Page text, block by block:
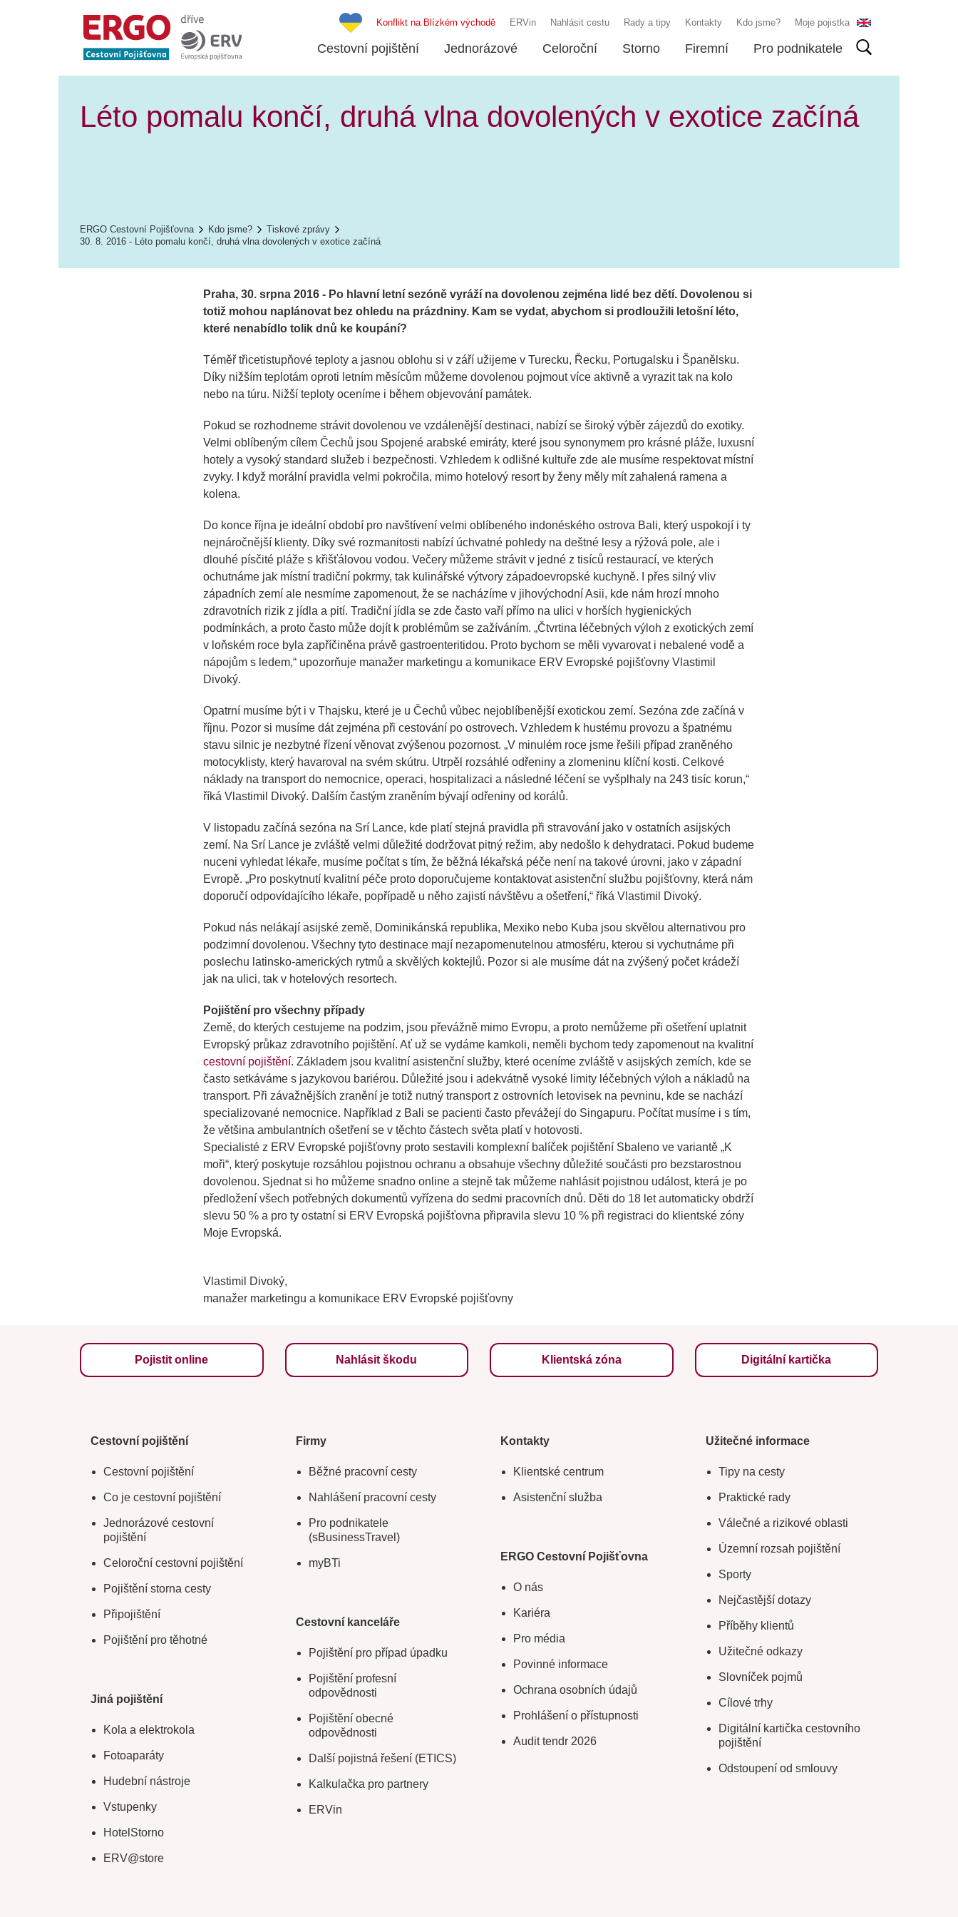
Konflikt na Blízkém východě ERVin Nahlásit cestu Rady a tipy Kontakty Kdo jsme? Moje pojistka
Cestovní pojištění Jednorázové Celoroční Storno Firemní Pro podnikatele
Léto pomalu končí, druhá vlna dovolených v exotice začíná
ERGO Cestovní Pojišťovna Kdo jsme?
Tiskové zprávy
30. 8. 2016 - Léto pomalu končí, druhá vlna dovolených v exotice začíná
Praha, 30. srpna 2016 - Po hlavní letní sezóně vyráží na dovolenou zejména lidé bez dětí. Dovolenou si
totiž mohou naplánovat bez ohledu na prázdniny. Kam se vydat, abychom si prodloužili letošní léto,
které nenabídlo tolik dnů ke koupání?
Téměř třicetistupňové teploty a jasnou oblohu si v září užijeme v Turecku, Řecku, Portugalsku i Španělsku.
Díky nižším teplotám oproti letním měsícům můžeme dovolenou pojmout více aktivně a vyrazit tak na kolo
nebo na túru. Nižší teploty oceníme i během objevování památek.
Pokud se rozhodneme strávit dovolenou ve vzdálenější destinaci, nabízí se široký výběr zájezdů do exotiky.
Velmi oblíbeným cílem Čechů jsou Spojené arabské emiráty, které jsou synonymem pro krásné pláže, luxusní
hotely a vysoký standard služeb i bezpečnosti. Vzhledem k odlišné kultuře zde ale musíme respektovat místní
zvyky. I když morální pravidla velmi pokročila, mimo hotelový resort by ženy měly mít zahalená ramena a
kolena.
Do konce října je ideální období pro navštívení velmi oblíbeného indonéského ostrova Bali, který uspokojí i ty
nejnáročnější klienty. Díky své rozmanitosti nabízí úchvatné pohledy na deštné lesy a rýžová pole, ale i
dlouhé písčité pláže s křišťálovou vodou. Večery můžeme strávit v jedné z tisíců restaurací, ve kterých
ochutnáme jak místní tradiční pokrmy, tak kulinářské výtvory západoevropské kuchyně. I přes silný vliv
západních zemí ale nesmíme zapomenout, že se nacházíme v jihovýchodní Asii, kde nám hrozí mnoho
zdravotních rizik z jídla a pití. Tradiční jídla se zde často vaří přímo na ulici v horších hygienických
podmínkách, a proto často může dojít k problémům se zažíváním. „Čtvrtina léčebných výloh z exotických zemí
v loňském roce byla zapříčiněna právě gastroenteritidou. Proto bychom se měli vyvarovat i nebalené vodě a
nápojům s ledem,“upozorňuje manažer marketingu a komunikace ERV Evropské pojišťovny Vlastimil
Divoký.
Opatrní musíme být i v Thajsku, které je u Čechů vůbec nejoblíbenější exotickou zemí. Sezóna zde začíná v
říjnu. Pozor si musíme dát zejména při cestování po ostrovech. Vzhledem k hustému provozu a špatnému
stavu silnic je nezbytné řízení věnovat zvýšenou pozornost. „V minulém roce jsme řešili případ zraněného
motocyklisty, který havaroval na svém skútru. Utrpěl rozsáhlé odřeniny a zlomeninu klíční kosti. Celkové
náklady na transport do nemocnice, operaci, hospitalizaci a následné léčení se vyšplhaly na 243 tisíc korun,“
říká Vlastimil Divoký. Dalším častým zraněním bývají odřeniny od korálů.
V listopadu začíná sezóna na Srí Lance, kde platí stejná pravidla při stravování jako v ostatních asijských
zemí. Na Srí Lance je zvláště velmi důležité dodržovat pitný režim, aby nedošlo k dehydrataci. Pokud budeme
nuceni vyhledat lékaře, musíme počítat s tím, že běžná lékařská péče není na takové úrovni, jako v západní
Evropě. „Pro poskytnutí kvalitní péče proto doporučujeme kontaktovat asistenční službu pojišťovny, která nám
doporučí odpovídajícího lékaře, popřípadě u něho zajistí návštěvu a ošetření,“říká Vlastimil Divoký.
Pokud nás nelákají asijské země, Dominikánská republika, Mexiko nebo Kuba jsou skvělou alternativou pro
podzimní dovolenou. Všechny tyto destinace mají nezapomenutelnou atmosféru, kterou si vychutnáme při
poslechu latinsko-amerických rytmů a skvělých koktejlů. Pozor si ale musíme dát na zvýšený počet krádeží
jak na ulici, tak v hotelových resortech.
Pojištění pro všechny případy
Země, do kterých cestujeme na podzim, jsou převážně mimo Evropu, a proto nemůžeme při ošetření uplatnit
Evropský průkaz zdravotního pojištění. Ať už se vydáme kamkoli, neměli bychom tedy zapomenout na kvalitní
cestovní pojištění. Základem jsou kvalitní asistenční služby, které oceníme zvláště v asijských zemích, kde se
často setkáváme s jazykovou bariérou. Důležité jsou i adekvátně vysoké limity léčebných výloh a nákladů na
transport. Při závažnějších zranění je totiž nutný transport z ostrovních letovisek na pevninu, kde se nachází
specializované nemocnice. Například z Bali se pacienti často převážejí do Singapuru. Počítat musíme i s tím,
že většina ambulantních ošetření se v těchto částech světa platí v hotovosti.
Specialisté z ERV Evropské pojišťovny proto sestavili komplexní balíček pojištění Sbaleno ve variantě „K
moři“, který poskytuje rozsáhlou pojistnou ochranu a obsahuje všechny důležité součásti pro bezstarostnou
dovolenou. Sjednat si ho můžeme snadno online a stejně tak můžeme nahlásit pojistnou událost, která je po
předložení všech potřebných dokumentů vyřízena do sedmi pracovních dnů. Děti do 18 let automaticky obdrží
slevu 50 % a pro ty ostatní si ERV Evropská pojišťovna připravila slevu 10 % při registraci do klientské zóny
Moje Evropská.
Vlastimil Divoký,
manažer marketingu a komunikace ERV Evropské pojišťovny
Pojistit online Nahlásit škodu Klientská zóna Digitální kartička
Cestovní pojištění
Cestovní pojištění
Co je cestovní pojištění
Jednorázové cestovní
pojištění
Celoroční cestovní pojištění
Pojištění storna cesty
Připojištění
Pojištění pro těhotné
Jiná pojištění
Kola a elektrokola
Fotoaparáty
Hudební nástroje
Vstupenky
HotelStorno
ERV@store
Firmy
Běžné pracovní cesty
Nahlášení pracovní cesty
Pro podnikatele
(sBusinessTravel)
myBTi
Cestovní kanceláře
Pojištění pro případ úpadku
Pojištění profesní
odpovědnosti
Pojištění obecné
odpovědnosti
Další pojistná řešení (ETICS)
Kalkulačka pro partnery
ERVin
Kontakty
Klientské centrum
Asistenční služba
ERGO Cestovní Pojišťovna
O nás
Kariéra
Pro média
Povinné informace
Ochrana osobních údajů
Prohlášení o přístupnosti
Audit tendr 2026
Užitečné informace
Tipy na cesty
Praktické rady
Válečné a rizikové oblasti
Územní rozsah pojištění
Sporty
Nejčastější dotazy
Příběhy klientů
Užitečné odkazy
Slovníček pojmů
Cílové trhy
Digitální kartička cestovního
pojištění
Odstoupení od smlouvy